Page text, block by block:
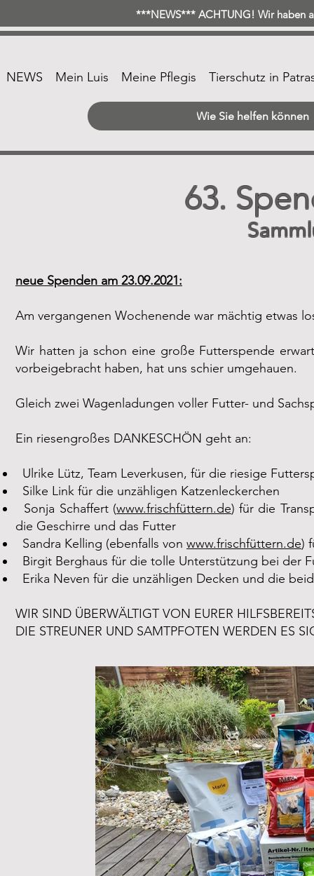
***NEWS*** ACHTUNG! Wir haben
NEWS Mein Luis Meine Pflegis Tierschutz in
Wie Sie helfen können
63.
neue Spenden am 23.09.2021:
Am vergangenen Wochenende war mächtig etwas
Wir hatten ja schon eine große Futterspende
vorbeigebracht haben, hat uns schier umgehauen.
Gleich zwei Wagenladungen voller Futter- und
Ein riesengroßes DANKESCHÖN geht an:
Ulrike Lütz, Team Leverkusen, für die riesige
Silke Link für die unzähligen Katzenleckerchen
Sonja Schaffert (www.frischfüttern.de) für die
die Geschirre und das Futter
Sandra Kelling (ebenfalls von www.frischfüttern.de)
Birgit Berghaus für die tolle Unterstützung bei der
Erika Neven für die unzähligen Decken und die
WIR SIND ÜBERWÄLTIGT VON EURER
DIE STREUNER UND SAMTPFOTEN WERDEN ES